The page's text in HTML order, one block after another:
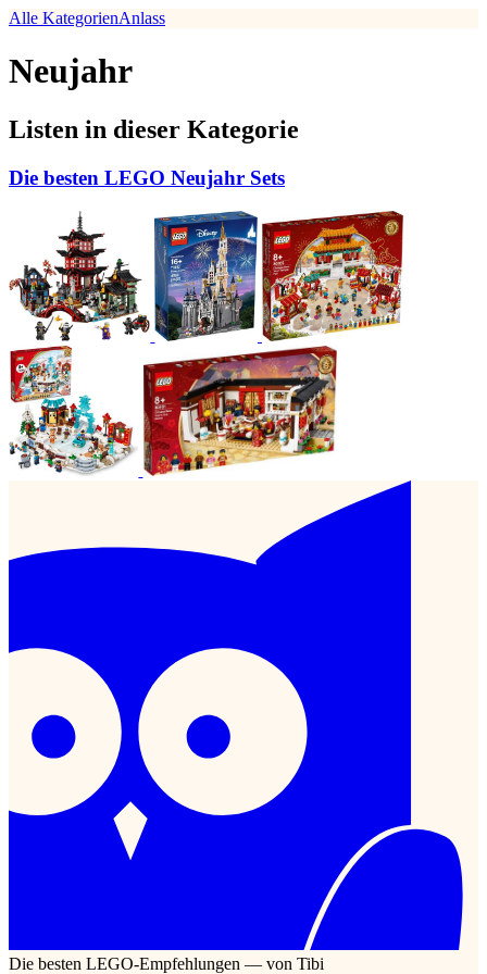
Alle KategorienAnlass
Neujahr
Listen in dieser Kategorie
Die besten LEGO Neujahr Sets
Die besten LEGO-Empfehlungen — von Tibi